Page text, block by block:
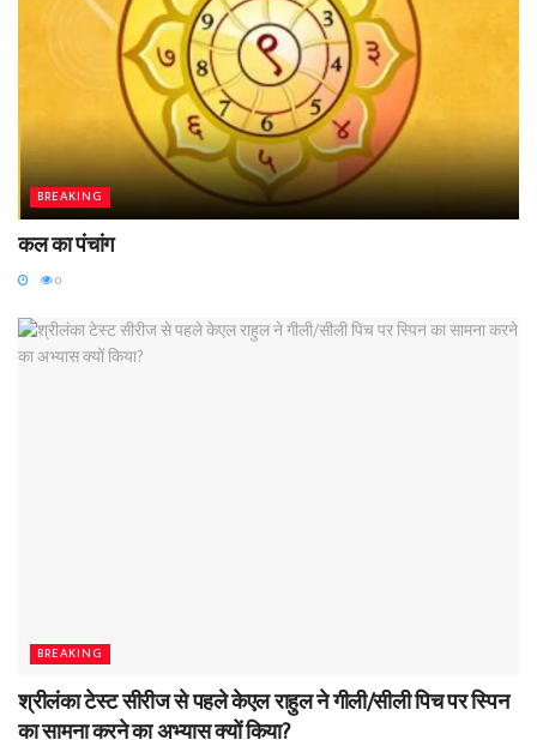
BREAKING
कल का पंचांग
0
BREAKING
श्रीलंका टेस्ट सीरीज से पहले केएल राहुल ने गीली/सीली पिच पर स्पिन
का सामना करने का अभ्यास क्यों किया?